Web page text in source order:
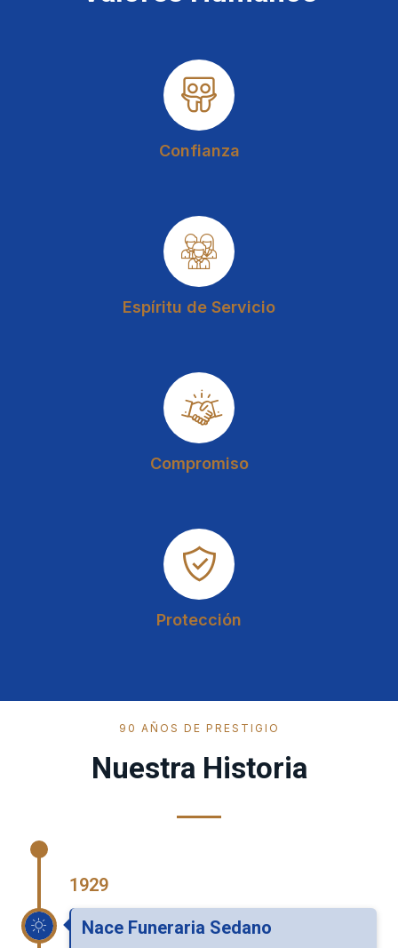
Confianza
Espíritu de Servicio
Compromiso
Protección
90 AÑOS DE PRESTIGIO
Nuestra Historia
1929
Nace Funeraria Sedano